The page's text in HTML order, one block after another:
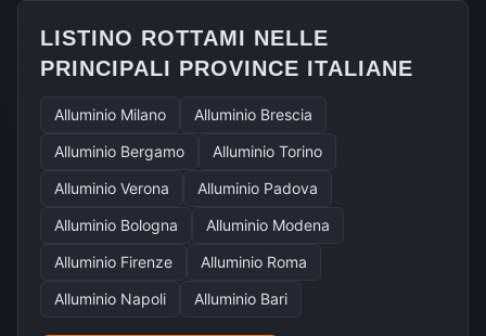
LISTINO ROTTAMI NELLE
PRINCIPALI PROVINCE ITALIANE
Alluminio Milano Alluminio Brescia
Alluminio Bergamo Alluminio Torino
Alluminio Verona Alluminio Padova
Alluminio Bologna Alluminio Modena
Alluminio Firenze Alluminio Roma
Alluminio Napoli Alluminio Bari